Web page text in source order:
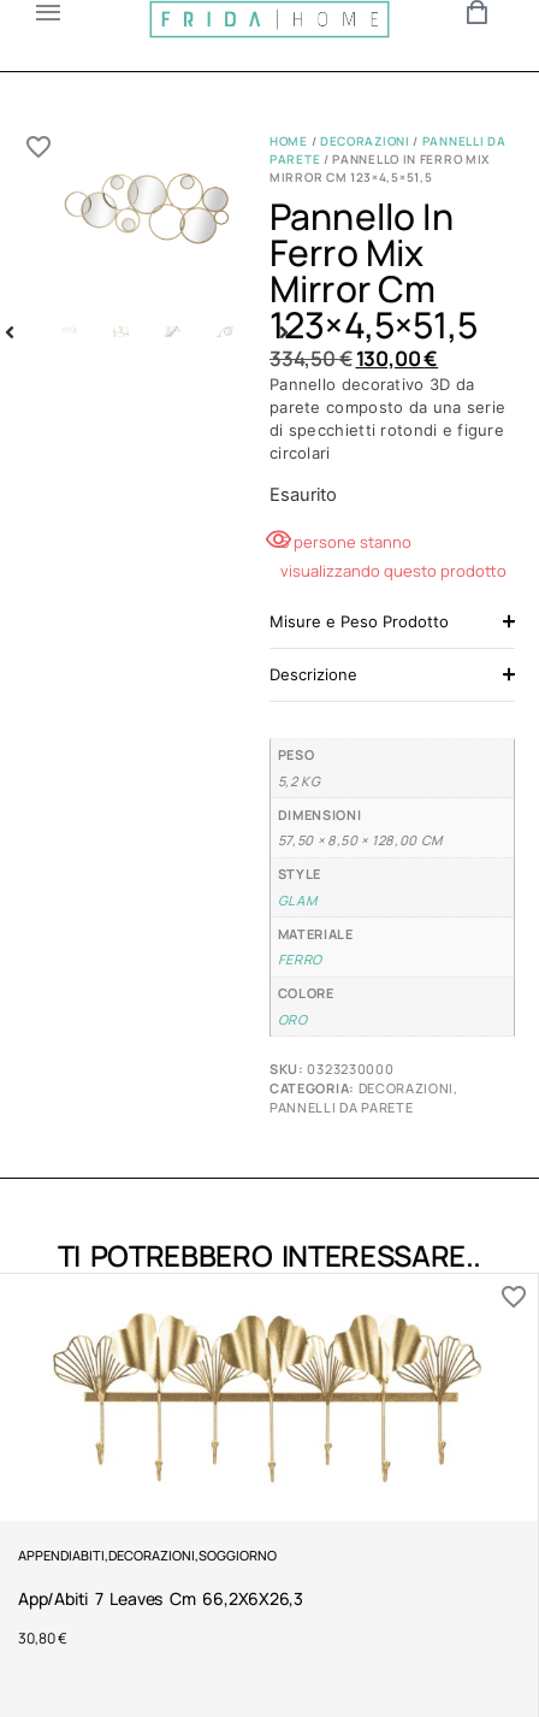
HOME / DECORAZIONI / PANNELLI DA
PARETE / PANNELLO IN FERRO MIX
MIRROR CM 123×4,5×51,5
Pannello In
Ferro Mix
Mirror Cm
123×4,5×51,5
334,50€130,00€
Pannello decorativo 3D da
parete composto da una serie
di specchietti rotondi e figure
circolari
Esaurito
5 persone stanno
visualizzando questo prodotto
Misure e Peso Prodotto
Descrizione
PESO
5,2 KG
DIMENSIONI
57,50 × 8,50 × 128,00 CM
STYLE
GLAM
MATERIALE
FERRO
COLORE
ORO
SKU:0323230000
CATEGORIA: DECORAZIONI
PANNELLI DA PARETE
TI POTREBBERO INTERESSARE..
APPENDIABITI,DECORAZIONI,SOGGIORNO
App/Abiti 7 Leaves Cm 66,2X6X26,3
30,80€